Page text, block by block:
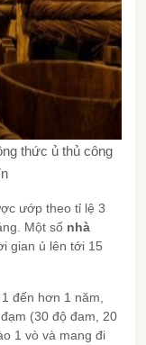
thức ủ thủ công
ướp theo tỉ lệ 3
Một số nhà
gian ủ lên tới 15
đến hơn 1 năm,
(30 độ đam, 20
1 vò và mang đi